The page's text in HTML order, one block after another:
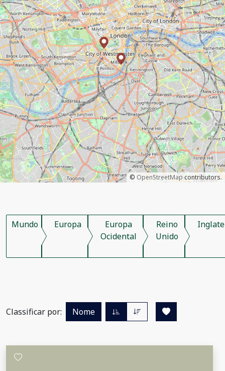
© OpenStreetMap contributors.
Mundo Europa
Europa
Ocidental
Reino
Unido
Classificar por: Nome